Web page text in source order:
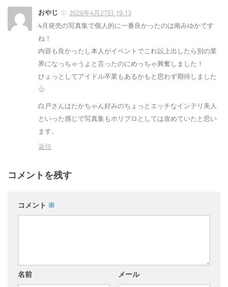
おやじ
2026年4月27日 19:13
4月発売の写真集で個人的に一番良かったのは南みゆかです
ね！
内容も良かったし本人がイベントでこれ以上出したら別の業
界になっちゃうよと言ったのにめっちゃ興奮しました！
ひょっとしてアイドル卒業もあるかもと思わず期待しました
♧
白戸さんはたかちゃん好みのちょっとエッチなインテリ美人
といった感じで写真集もホリプロとしては攻めていたと思い
ます。
返信
コメントを残す
コメント ※
名前 メール